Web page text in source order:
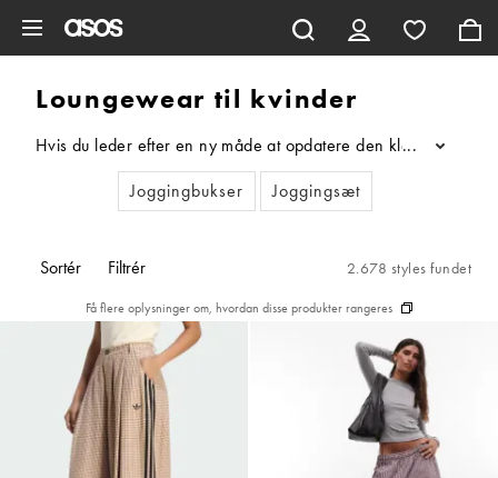
Loungewear til kvinder
Hvis du leder efter en ny måde at opdatere den klassiske
...
Joggingbukser
Joggingsæt
Sortér Filtrér 2.678 styles fundet
Få flere oplysninger om, hvordan disse produkter rangeres